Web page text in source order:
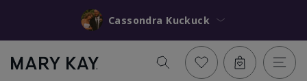
Cassondra Kuckuck